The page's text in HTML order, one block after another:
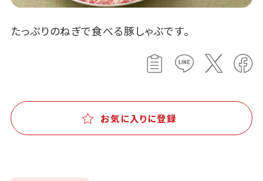
たっぷりのねぎで食べる豚しゃぶです。
お気に入りに登録